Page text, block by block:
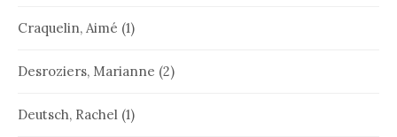
Craquelin, Aimé (1)
Desroziers, Marianne (2)
Deutsch, Rachel (1)